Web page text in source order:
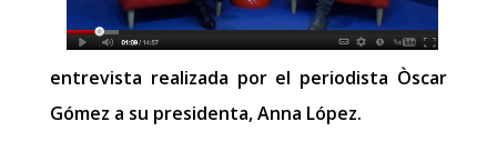
entrevista realizada por el periodista Òscar
Gómez a su presidenta, Anna López.